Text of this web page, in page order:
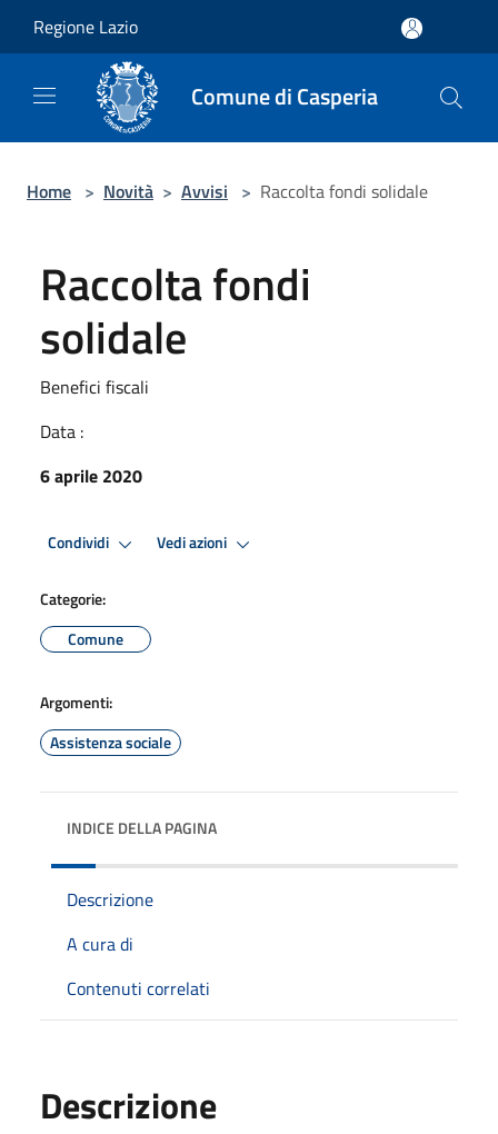
Regione Lazio
Comune di Casperia
Home > Novità > Avvisi > Raccolta fondi solidale
Raccolta fondi
solidale
Benefici fiscali
Data :
6 aprile 2020
Condividi Vedi azioni
Categorie:
Comune
Argomenti:
Assistenza sociale
INDICE DELLA PAGINA
Descrizione
A cura di
Contenuti correlati
Descrizione